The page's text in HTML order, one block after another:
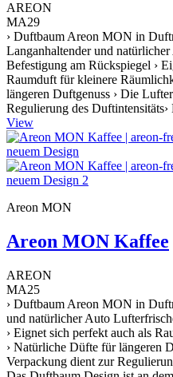
AREON
MA29
› Duftbaum Areon MON in
Langanhaltender und
Befestigung am Rückspiegel ›
Raumduft für kleinere
längeren Duftgenuss › Die
Regulierung des
View
Areon MON
Areon MON Kaffee
AREON
MA25
› Duftbaum Areon MON in
und natürlicher Auto
› Eignet sich perfekt auch als
› Natürliche Düfte für längeren
Verpackung dient zur